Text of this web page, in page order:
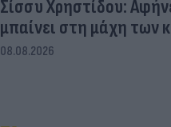
Σίσσυ Χρηστίδου:
μπαίνει στη μάχη των
08.08.2026